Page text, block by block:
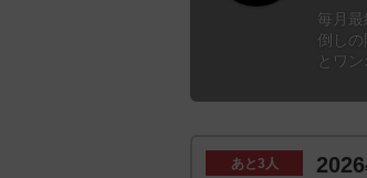
毎月
倒し
とワン
あと3人 2026